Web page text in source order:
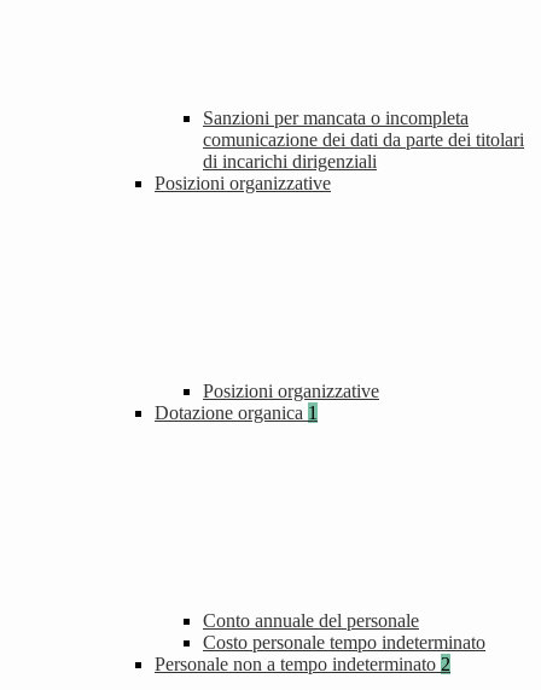
Sanzioni per mancata o incompleta
comunicazione dei dati da parte dei titolari
di incarichi dirigenziali
Posizioni organizzative
Posizioni organizzative
Dotazione organica 1
Conto annuale del personale
Costo personale tempo indeterminato
Personale non a tempo indeterminato 2